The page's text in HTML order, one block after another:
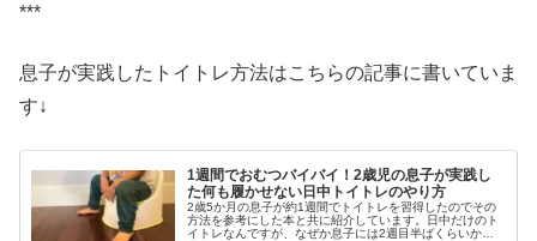
***
息子が実践したトイトレ方法はこちらの記事に書いていま
す↓
1週間でおむつバイバイ！2歳児の息子が実践し
た何も履かせない日中トイトレのやり方
2歳5か月の息子が約1週間でトイトレを習得したのでその
方法を参考にした本と共に紹介しています。日中だけのト
イトレなんですが、なぜか息子には2週目半ばくらいから